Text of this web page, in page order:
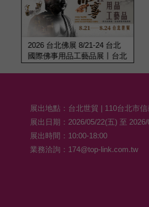
2026 台北佛展 8/21-24 台北
國際佛事用品工藝品展丨台北
展出地點：台北世貿 | 110台北市
展出日期：2026/05/22(五) 至
展出時間：10:00-18:00
業務洽詢： 174@top-link.com.tw